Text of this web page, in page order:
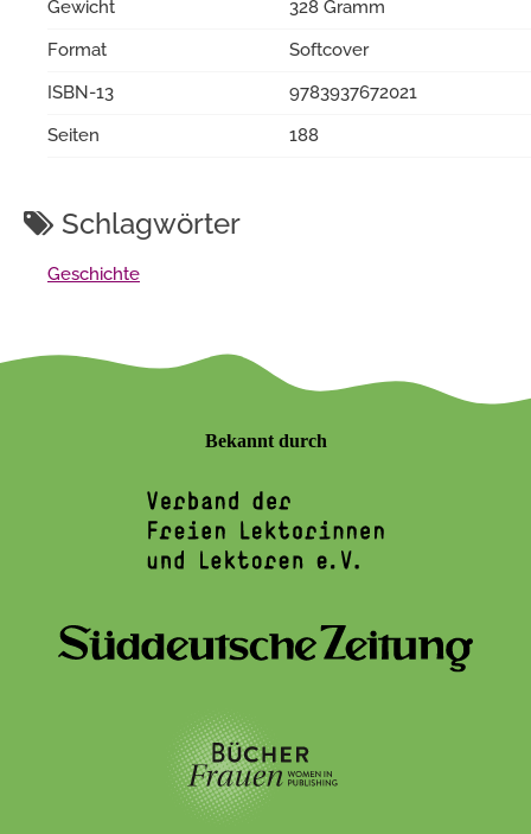
Gewicht
328 Gramm
Format
Softcover
ISBN-13
9783937672021
Seiten
188
Schlagwörter
Geschichte
Bekannt durch